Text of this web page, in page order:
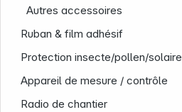
Autres accessoires
Ruban & film adhésif
Protection insecte/pollen/solaire
Appareil de mesure / contrôle
Radio de chantier